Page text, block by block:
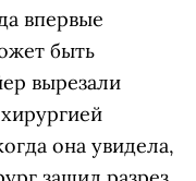
впервые
быть
вырезали
она увидела,